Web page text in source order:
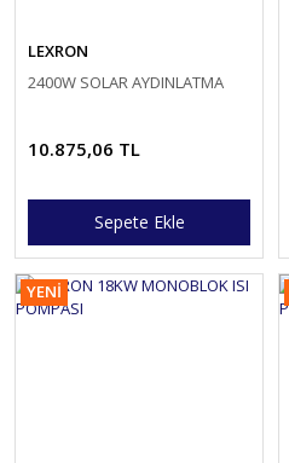
LEXRON
2400W SOLAR AYDINLATMA
10.875,06 TL
Sepete Ekle
YENİ